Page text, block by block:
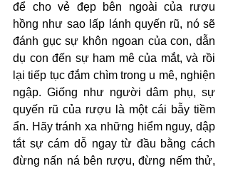
để cho vẻ đẹp bên ngoài của rượu
hồng như sao lấp lánh quyến rũ, nó sẽ
đánh gục sự khôn ngoan của con, dẫn
dụ con đến sự ham mê của mắt, và rồi
lại tiếp tục đắm chìm trong u mê, nghiện
ngập. Giống như người dâm phụ, sự
quyến rũ của rượu là một cái bẫy tiềm
ẩn. Hãy tránh xa những hiểm nguy, dập
tắt sự cám dỗ ngay từ đầu bằng cách
đừng nấn ná bên rượu, đừng nếm thử,